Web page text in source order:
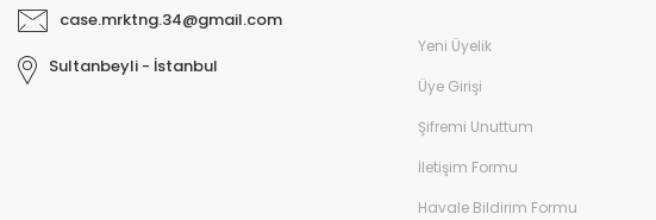
case.mrktng.34@gmail.com
Sultanbeyli - İstanbul
Yeni Üyelik
Üye Girişi
Şifremi Unuttum
İletişim Formu
Havale Bildirim Formu